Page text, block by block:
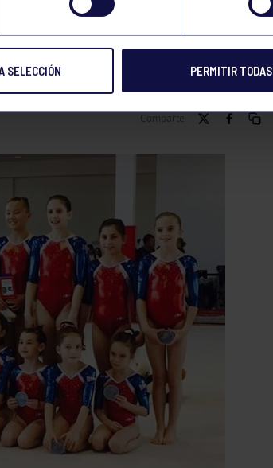
SELECCIÓN PERMITIR TODAS
ARTISTICA
Comparte